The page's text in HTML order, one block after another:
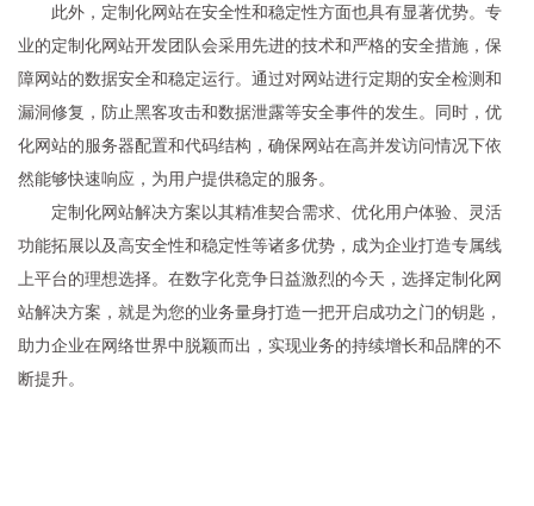
此外，定制化网站在安全性和稳定性方面也具有显著优势。专
业的定制化网站开发团队会采用先进的技术和严格的安全措施，保
障网站的数据安全和稳定运行。通过对网站进行定期的安全检测和
漏洞修复，防止黑客攻击和数据泄露等安全事件的发生。同时，优
化网站的服务器配置和代码结构，确保网站在高并发访问情况下依
然能够快速响应，为用户提供稳定的服务。
定制化网站解决方案以其精准契合需求、优化用户体验、灵活
功能拓展以及高安全性和稳定性等诸多优势，成为企业打造专属线
上平台的理想选择。在数字化竞争日益激烈的今天，选择定制化网
站解决方案，就是为您的业务量身打造一把开启成功之门的钥匙，
助力企业在网络世界中脱颖而出，实现业务的持续增长和品牌的不
断提升。